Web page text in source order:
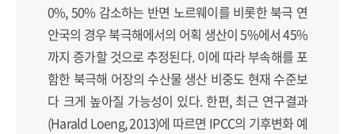
0%, 50% 감소하는 반면 노르웨이를 비롯한 북극 연
안국의 경우 북극해에서의 어획 생산이 5%에서 45%
까지 증가할 것으로 추정된다. 이에 따라 부속해를 포
함한 북극해 어장의 수산물 생산 비중도 현재 수준보
다 크게 높아질 가능성이 있다. 한편, 최근 연구결과
(Harald Loeng, 2013)에 따르면 IPCC의 기후변화 예